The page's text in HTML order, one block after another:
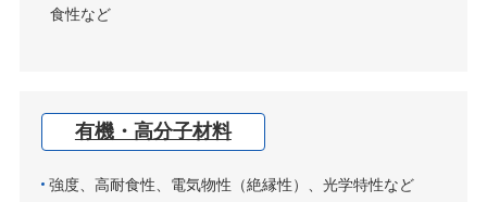
食性など
有機・高分子材料
強度、高耐食性、電気物性（絶縁性）、光学特性など